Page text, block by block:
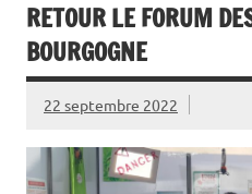
RETOUR LE FORUM
BOURGOGNE
22 septembre 2022